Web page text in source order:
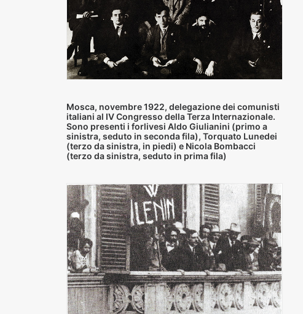
Mosca, novembre 1922, delegazione dei comunisti
italiani al IV Congresso della Terza Internazionale.
Sono presenti i forlivesi Aldo Giulianini (primo a
sinistra, seduto in seconda fila), Torquato Lunedei
(terzo da sinistra, in piedi) e Nicola Bombacci
(terzo da sinistra, seduto in prima fila)